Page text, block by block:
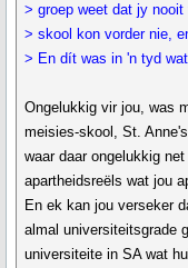
> groep weet dat jy
> skool kon vorder nie,
> En dít was in 'n tyd
Ongelukkig vir jou, was
meisies-skool, St.
waar daar ongelukkig
apartheidsreëls wat jou
En ek kan jou verseker
almal universiteitsgrade
universiteite in SA wat